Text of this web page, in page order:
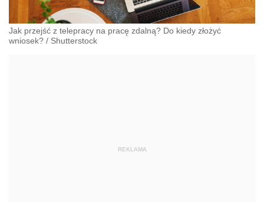
Jak przejść z telepracy na pracę zdalną? Do kiedy złożyć
wniosek? / Shutterstock